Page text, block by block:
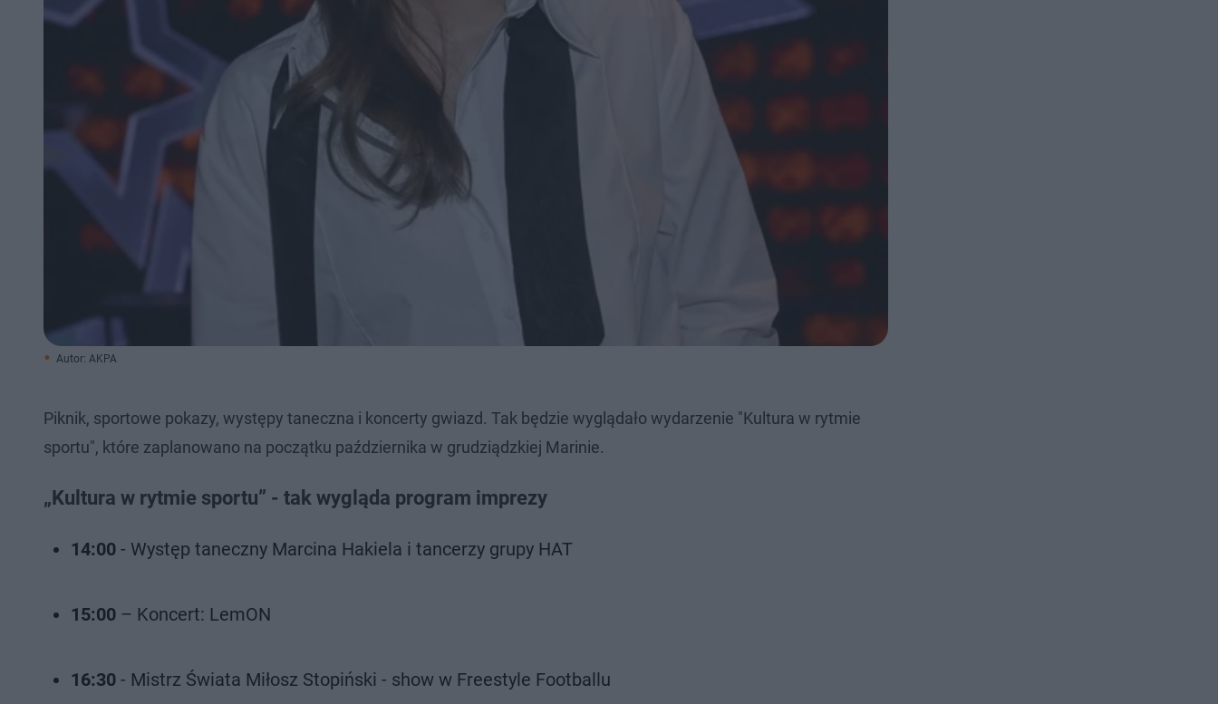
Autor: AKPA
Piknik, sportowe pokazy, występy taneczna i koncerty gwiazd. Tak będzie wyglądało wydarzenie "Kultura w rytmie
sportu", które zaplanowano na początku października w grudziądzkiej Marinie.
„Kultura w rytmie sportu” - tak wygląda program imprezy
14:00 - Występ taneczny Marcina Hakiela i tancerzy grupy HAT
15:00 – Koncert: LemON
16:30 - Mistrz Świata Miłosz Stopiński - show w Freestyle Footballu